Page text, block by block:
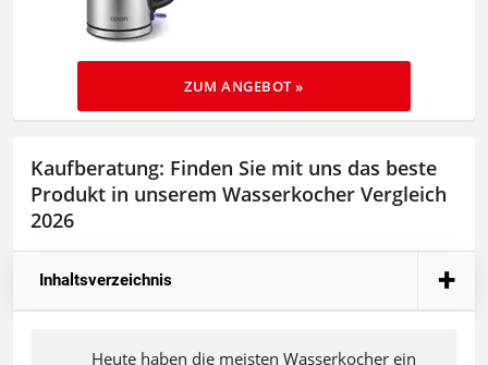
ZUM ANGEBOT »
Kaufberatung: Finden Sie mit uns das beste
Produkt in unserem Wasserkocher Vergleich
2026
Inhaltsverzeichnis
Heute haben die meisten Wasserkocher ein